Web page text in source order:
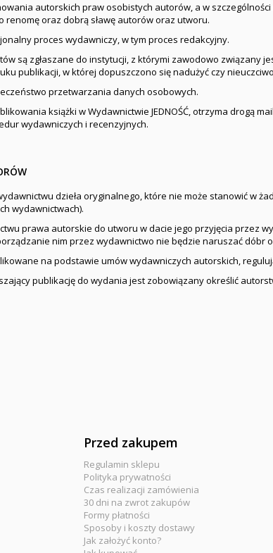
autorskich praw osobistych autorów, a w
oraz dobrą sławę autorów oraz utworu.
proces wydawniczy, w tym proces redakcyjny.
są zgłaszane do instytucji, z którymi zawodowo związany
publikacji, w której dopuszczono się nadużyć czy
przetwarzania danych osobowych.
książki w Wydawnictwie JEDNOŚĆ, otrzyma drogą
wydawniczych i recenzyjnych.
dzieła oryginalnego, które nie może stanowić w
wydawnictwach).
prawa autorskie do utworu w dacie jego przyjęcia przez
nim przez wydawnictwo nie będzie naruszać dóbr
na podstawie umów wydawniczych autorskich,
publikację do wydania jest zobowiązany określić
Przed zakupem
Regulamin sklepu
Polityka prywatności
Czas realizacji zamówienia
30 dni na zwrot zakupów
Formy płatności
Sposoby i koszty dostawy
Jak założyć konto?